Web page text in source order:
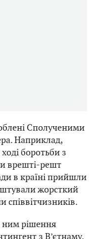
Сполученими
Наприклад,
боротьби з
врешті-решт
в країні прийшли
жорсткий
ним рішення
з В’єтнаму.